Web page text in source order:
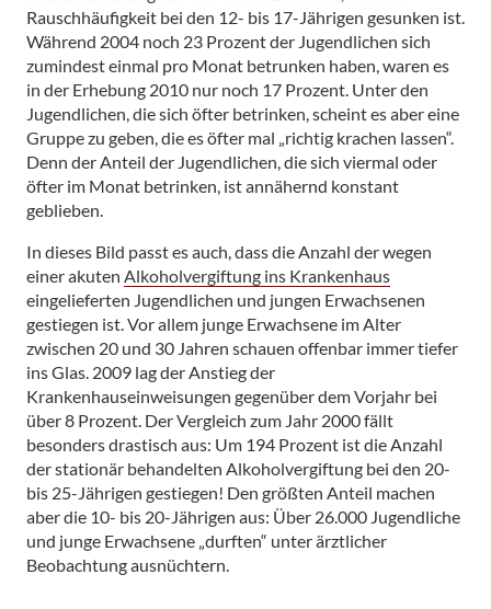
Rauschhäufigkeit bei den 12- bis 17-Jährigen gesunken ist.
Während 2004 noch 23 Prozent der Jugendlichen sich
zumindest einmal pro Monat betrunken haben, waren es
in der Erhebung 2010 nur noch 17 Prozent. Unter den
Jugendlichen, die sich öfter betrinken, scheint es aber eine
Gruppe zu geben, die es öfter mal „richtig krachen lassen“.
Denn der Anteil der Jugendlichen, die sich viermal oder
öfter im Monat betrinken, ist annähernd konstant
geblieben.
In dieses Bild passt es auch, dass die Anzahl der wegen
einer akuten Alkoholvergiftung ins Krankenhaus
eingelieferten Jugendlichen und jungen Erwachsenen
gestiegen ist. Vor allem junge Erwachsene im Alter
zwischen 20 und 30 Jahren schauen offenbar immer tiefer
ins Glas. 2009 lag der Anstieg der
Krankenhauseinweisungen gegenüber dem Vorjahr bei
über 8 Prozent. Der Vergleich zum Jahr 2000 fällt
besonders drastisch aus: Um 194 Prozent ist die Anzahl
der stationär behandelten Alkoholvergiftung bei den 20-
bis 25-Jährigen gestiegen! Den größten Anteil machen
aber die 10- bis 20-Jährigen aus: Über 26.000 Jugendliche
und junge Erwachsene „durften“ unter ärztlicher
Beobachtung ausnüchtern.